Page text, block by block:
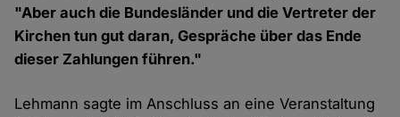
"Aber auch die Bundesländer und die Vertreter der
Kirchen tun gut daran, Gespräche über das Ende
dieser Zahlungen führen."
Lehmann sagte im Anschluss an eine Veranstaltung